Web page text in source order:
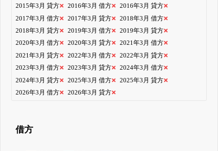
2015年3月 貸方
2016年3月 借方
2016年3月 貸方
2017年3月 借方
2017年3月 貸方
2018年3月 借方
2018年3月 貸方
2019年3月 借方
2019年3月 貸方
2020年3月 借方
2020年3月 貸方
2021年3月 借方
2021年3月 貸方
2022年3月 借方
2022年3月 貸方
2023年3月 借方
2023年3月 貸方
2024年3月 借方
2024年3月 貸方
2025年3月 借方
2025年3月 貸方
2026年3月 借方
2026年3月 貸方
借方